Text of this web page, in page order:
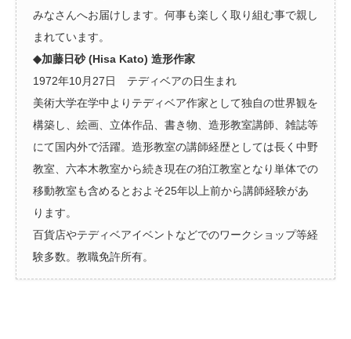
みなさんへお届けします。何事も楽しく取り組む事で親し
まれています。
◆加藤日砂 (Hisa Kato) 造形作家
1972年10月27日 テディベアの日生まれ
美術大学在学中よりテディベア作家として独自の世界観を
構築し、絵画、立体作品、書き物、造形教室講師、雑誌等
にて国内外で活躍。造形教室の講師経歴としては長く中野
教室、六本木教室から続き現在の狛江教室となり単体での
移動教室も含めるとおよそ25年以上前から講師経験があ
ります。
百貨店やテディベアイベントなどでのワークショップ等経
験多数。教職免許所有。